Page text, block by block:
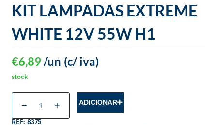
KIT LAMPADAS EXTREME
WHITE 12V 55W H1
€6,89 (c/ iva)
/un
stock
ADICIONAR
REF: 8375